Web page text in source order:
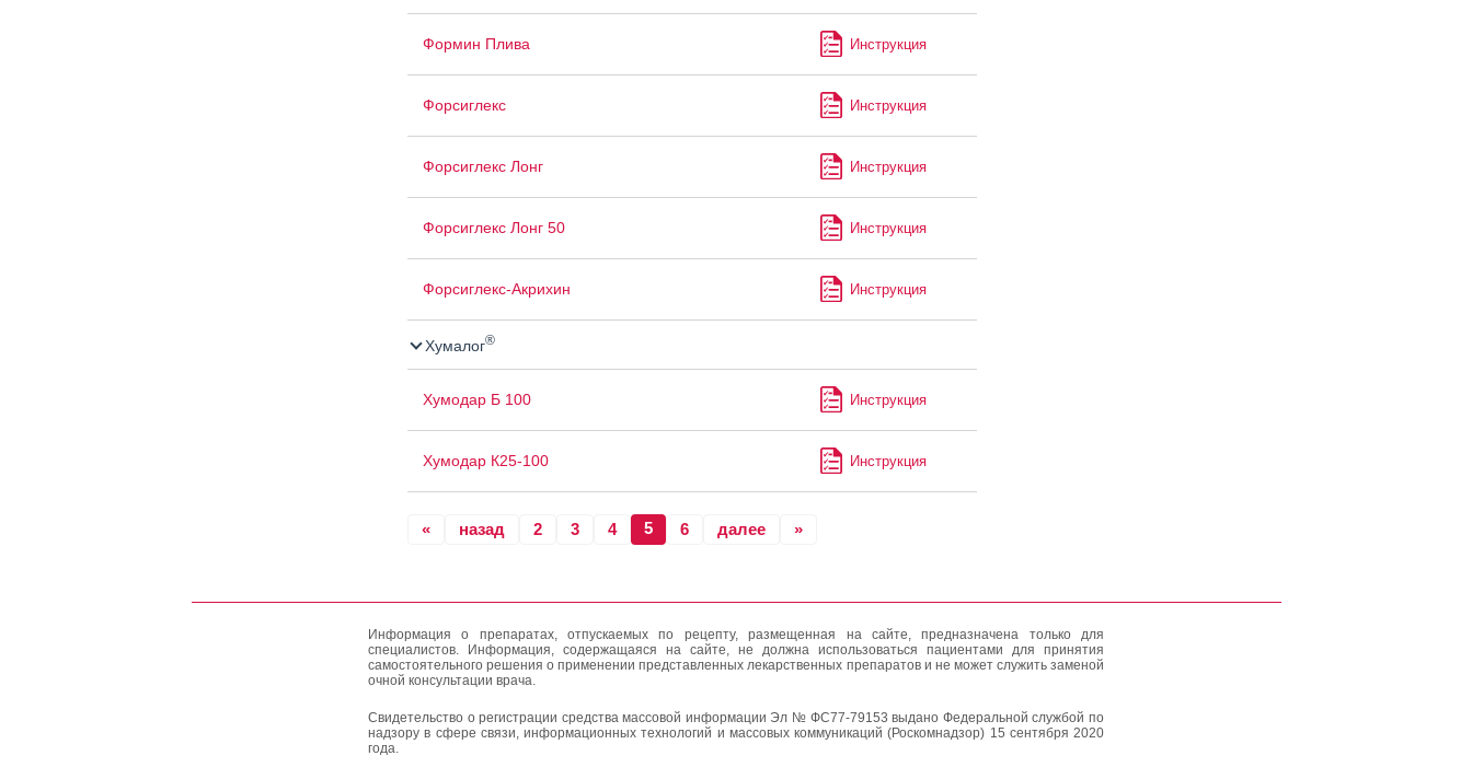
Формин Плива Инструкция
Форсиглекс Инструкция
Форсиглекс Лонг Инструкция
Форсиглекс Лонг 50 Инструкция
Форсиглекс-Акрихин Инструкция
Хумалог®
Хумодар Б 100 Инструкция
Хумодар К25-100 Инструкция
« назад 2 3 4 5 6 далее »
Информация о препаратах, отпускаемых по рецепту, размещенная на сайте, предназначена только для
специалистов. Информация, содержащаяся на сайте, не должна использоваться пациентами для принятия
самостоятельного решения о применении представленных лекарственных препаратов и не может служить заменой
очной консультации врача.
Свидетельство о регистрации средства массовой информации Эл № ФС77-79153 выдано Федеральной службой по
надзору в сфере связи, информационных технологий и массовых коммуникаций (Роскомнадзор) 15 сентября 2020
года.